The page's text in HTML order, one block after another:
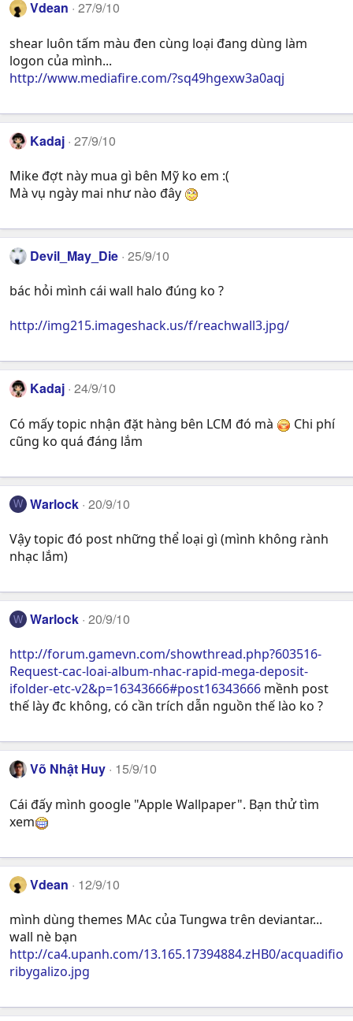
Vdean 27/9/10
shear luôn tấm màu đen cùng loại đang dùng làm
logon của mình...
http://www.mediafire.com/?sq49hgexw3a0aqj
Kadaj 27/9/10
Mike đợt này mua gì bên Mỹ ko em :(
Mà vụ ngày mai như nào đây
Devil_May_Die 25/9/10
bác hỏi mình cái wall halo đúng ko ?
http://img215.imageshack.us/f/reachwall3.jpg/
Kadaj 24/9/10
Có mấy topic nhận đặt hàng bên LCM đó mà
Chi phí
cũng ko quá đáng lắm
W Warlock 20/9/10
Vậy topic đó post những thể loại gì (mình không rành
nhạc lắm)
W Warlock 20/9/10
http://forum.gamevn.com/showthread.php?603516-
Request-cac-loai-album-nhac-rapid-mega-deposit-
ifolder-etc-v2&p=16343666#post16343666 mềnh post
thế lày đc không, có cần trích dẫn nguồn thế lào ko ?
Võ Nhật Huy 15/9/10
Cái đấy mình google "Apple Wallpaper". Bạn thử tìm
xem
Vdean 12/9/10
mình dùng themes MAc của Tungwa trên deviantar...
wall nè bạn
http://ca4.upanh.com/13.165.17394884.zHB0/acquadifio
ribygalizo.jpg